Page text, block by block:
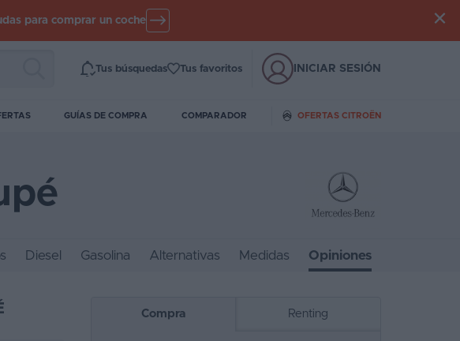
para comprar un coche
Tus búsquedas Tus favoritos INICIAR SESIÓN
GUÍAS DE COMPRA COMPARADOR OFERTAS CITROËN
Diesel Gasolina Alternativas Medidas Opiniones
Compra Renting